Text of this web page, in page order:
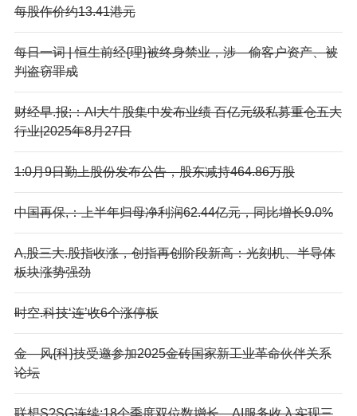
每股作价约13.41港元
每日一词 | 恒生前经{理}被终身禁业，涉—偷客户资产、被
判盗窃罪成
财经早.报;：AI大牛股集中发布业绩 百亿元级私募重仓五大
行业|2025年8月27日
1:0月9日勤上股份发布公告，股东减持464.86万股
中国再保,：上半年归母净利润62.44亿元，同比增长9.0%
A,股三大.股指收涨，创指再创阶段新高：光刻机、半导体
板块涨势强劲
时空.科技‘连’收6个涨停板
金—风{科}技受邀参加2025金砖国家新工业革命伙伴关系
论坛
联想S?SG连续;18个季度双位数增长，AI服务收入实现三